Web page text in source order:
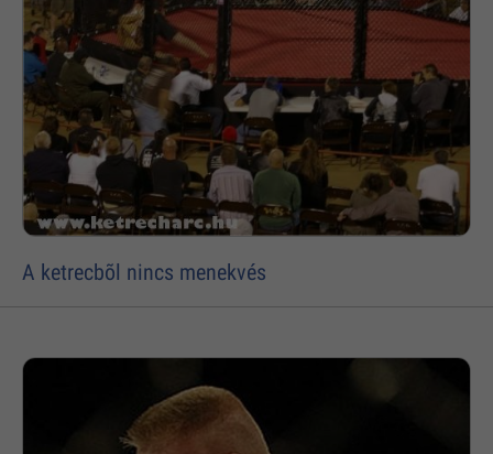
A ketrecbõl nincs menekvés